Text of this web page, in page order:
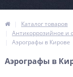
Каталог товаров
Антикоррозийное и
Аэрографы в Кирове
Аэрографы в